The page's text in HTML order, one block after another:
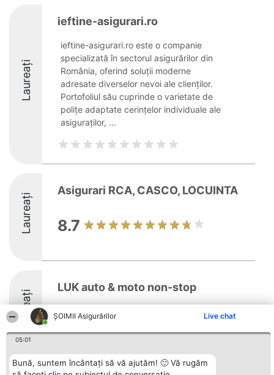
ȘOIMII Asigurărilor Live chat
05:01
Bună, suntem încântați să vă ajutăm! 🙂 Vă rugăm
Laureați
ieftine-asigurari.ro
ieftine-asigurari.ro este o companie
specializată în sectorul asigurărilor din
România, oferind soluții moderne
adresate diverselor nevoi ale clienților.
Portofoliul său cuprinde o varietate de
polițe adaptate cerințelor individuale ale
asiguraților, ...
Laureați
Asigurari RCA, CASCO, LOCUINTA
8.7
Laureați
LUK auto & moto non-stop
8.7